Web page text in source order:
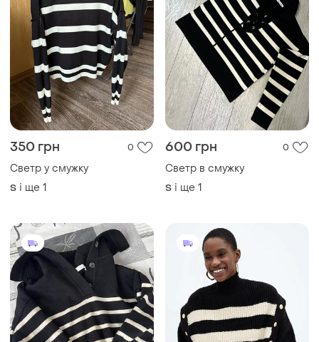
350 грн 0
Светр у смужку
S і ще 1
600 грн 0
Светр в смужку
S і ще 1